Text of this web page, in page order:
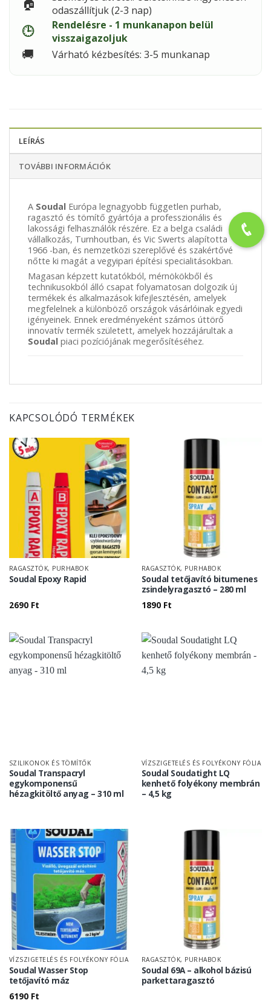
🏠
odaszállítjuk (2-3 nap)
🕒
Rendelésre - 1 munkanapon belül
visszaigazoljuk
🚚 Várható kézbesítés: 3-5 munkanap
LEÍRÁS
TOVÁBBI INFORMÁCIÓK
A Soudal Európa legnagyobb független purhab,
ragasztó és tömítő gyártója a professzionális és
lakossági felhasználók részére. Ez a belga családi
vállalkozás, Turnhoutban, és Vic Swerts alapította
1966 -ban, és nemzetközi szereplővé és szakértővé
nőtte ki magát a vegyipari építési specialitásokban.
Magasan képzett kutatókból, mérnökökből és
technikusokból álló csapat folyamatosan dolgozik új
termékek és alkalmazások kifejlesztésén, amelyek
megfelelnek a különböző országok vásárlóinak egyedi
igényeinek. Ennek eredményeként számos úttörő
innovatív termék született, amelyek hozzájárultak a
Soudal piaci pozíciójának megerősítéséhez.
KAPCSOLÓDÓ TERMÉKEK
RAGASZTÓK, PURHABOK
Soudal Epoxy Rapid
2690 Ft
RAGASZTÓK, PURHABOK
Soudal tetőjavító bitumenes
zsindelyragasztó – 280 ml
1890 Ft
SZILIKONOK ÉS TÖMÍTŐK
Soudal Transpacryl
egykomponensű
hézagkitöltő anyag – 310 ml
VÍZSZIGETELÉS ÉS FOLYÉKONY FÓLIA
Soudal Soudatight LQ
kenhető folyékony membrán
– 4,5 kg
VÍZSZIGETELÉS ÉS FOLYÉKONY FÓLIA
Soudal Wasser Stop
tetőjavító máz
6190 Ft
RAGASZTÓK, PURHABOK
Soudal 69A – alkohol bázisú
parkettaragasztó